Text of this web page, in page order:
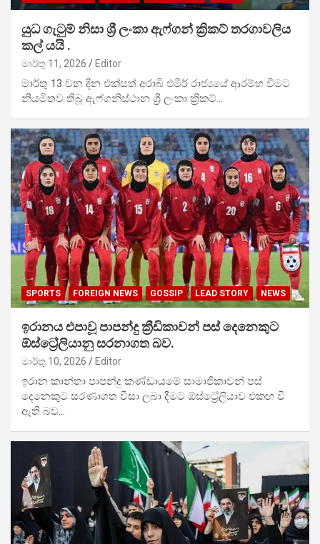
යුධ ගැටුම් නිසා ශ්‍රී ලංකා ඇෆ්ගන් ක්‍රිකට් තරගාවලිය
කල් යයි .
මාර්තු 11, 2026 Editor
මාර්තු 13 වන දින එක්සත් අරාබි එමීර් රාජ්‍යයේ ආරම්භ වීමට
නියමිතව තිබූ ඇෆ්ගනිස්ථාන ශ්‍රී ලංකා ක්‍රිකට්…
SPORTS FOREIGN NEWS GOSSIP LEAD STORY NEWS
ඉරානය එපාවූ පාපන්දු ක්‍රීඩිකාවන් පස් දෙනෙකුට
ඕස්ට්‍රේලියානු සරනාගත බව.
මාර්තු 10, 2026 Editor
ඉරාන කාන්තා පාපන්දු කණ්ඩායමේ සාමාජිකාවන් පස්
දෙනෙකුට සරණාගත වීසා ලබා දීමට ඕස්ට්‍රේලියාව එකඟ වී
ඇති බව…